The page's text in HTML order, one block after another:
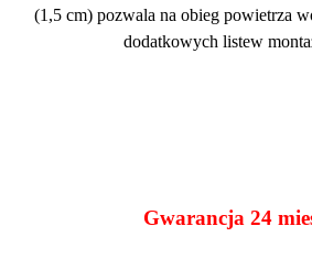
(1,5 cm) pozwala na obieg powietrza
dodatkowych listew
Gwarancja 24